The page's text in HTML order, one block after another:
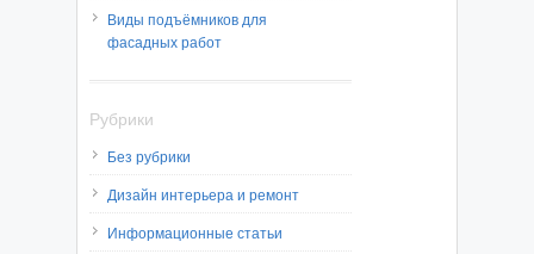
Виды подъёмников для
фасадных работ
Рубрики
Без рубрики
Дизайн интерьера и ремонт
Информационные статьи